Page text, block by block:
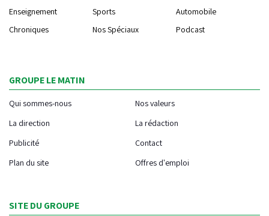
Enseignement
Sports
Automobile
Chroniques
Nos Spéciaux Podcast
GROUPE LE MATIN
Qui sommes-nous
Nos valeurs
La direction
La rédaction
Publicité
Contact
Plan du site
Offres d'emploi
SITE DU GROUPE